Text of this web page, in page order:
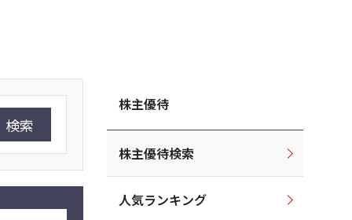
検索
株主優待
株主優待検索
人気ランキング